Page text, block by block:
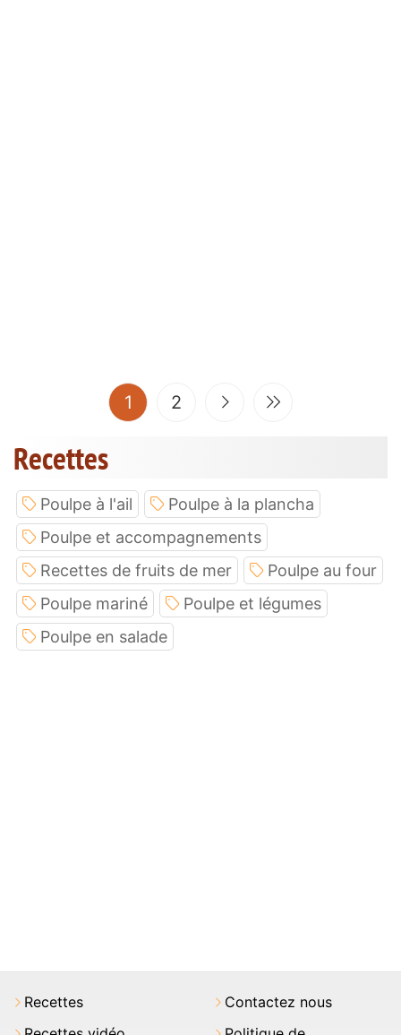
1 (current)
2
Recettes
Poulpe à l'ail
Poulpe à la plancha
Poulpe et accompagnements
Recettes de fruits de mer
Poulpe au four
Poulpe mariné
Poulpe et légumes
Poulpe en salade
Recettes
Contactez nous